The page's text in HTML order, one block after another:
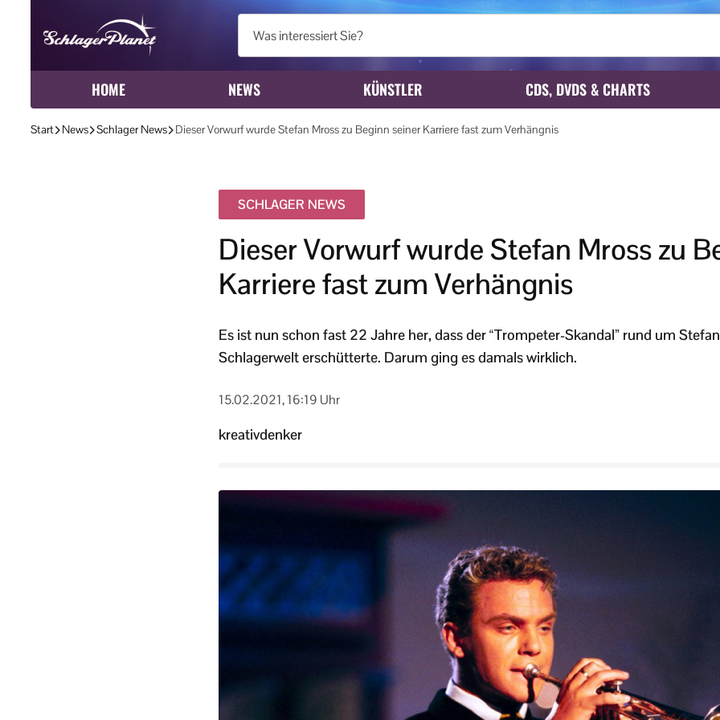
HOME NEWS KÜNSTLER CDS, DVDS & CHARTS
Start News Schlager News Dieser Vorwurf wurde Stefan Mross zu Beginn seiner Karriere fast zum Verhängnis
SCHLAGER NEWS
Dieser Vorwurf wurde Stefan Mross zu
Karriere fast zum Verhängnis
Es ist nun schon fast 22 Jahre her, dass der “Trompeter-Skandal” rund um
Schlagerwelt erschütterte. Darum ging es damals wirklich.
15.02.2021, 16:19 Uhr
kreativdenker